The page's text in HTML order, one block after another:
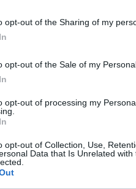
opt-out of the Sharing of my
opt-out of the Sale of my
opt-out of processing my
opt-out of Collection, Use,
Data that Is Unrelated
μετέφεραν μετανάστες για
ευρύτερο κλίμα βίας που
μεταναστευτικών
διαστάσεις.
pakistani bruciati vivi in
dall’esterno, benzina
L’ennesima tragedia nel